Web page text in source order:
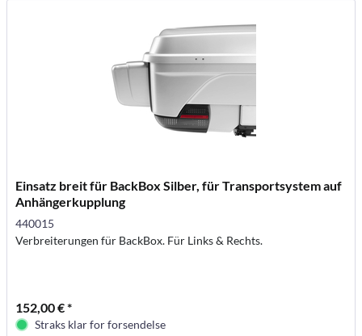
Einsatz breit für BackBox Silber, für Transportsystem auf
Anhängerkupplung
440015
Verbreiterungen für BackBox. Für Links & Rechts.
152,00 € *
Straks klar for forsendelse